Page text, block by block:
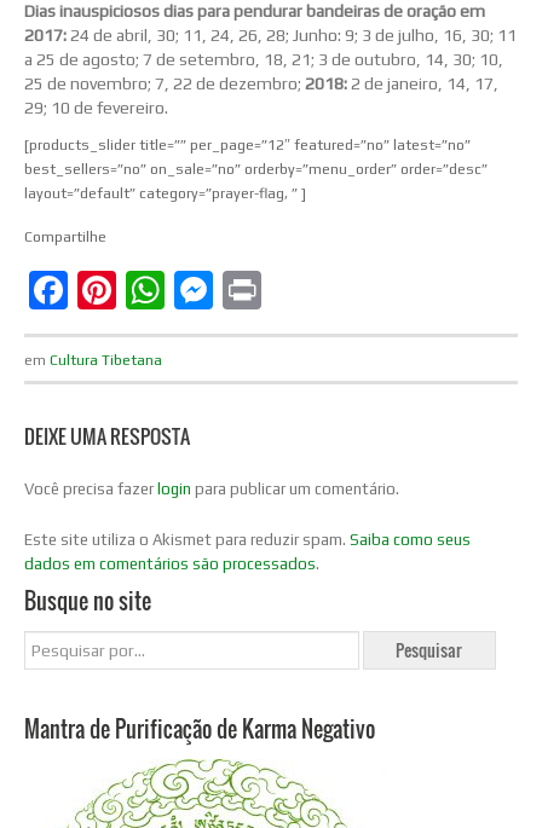
Dias inauspiciosos dias para pendurar bandeiras de oração em
2017:24 de abril, 30; 11, 24, 26, 28; Junho: 9; 3 de julho, 16, 30; 11
a 25 de agosto; 7 de setembro, 18, 21; 3 de outubro, 14, 30; 10,
25 de novembro; 7, 22 de dezembro; 2018:2 de janeiro, 14, 17,
29; 10 de fevereiro.
[products_slider title=”” per_page=”12″ featured=”no” latest=”no”
best_sellers=”no” on_sale=”no” orderby=”menu_order” order=”desc”
layout=”default” category=”prayer-flag, ” ]
Compartilhe
Facebook
Pinterest
WhatsApp
Messenger
em Cultura Tibetana
DEIXE UMA RESPOSTA
Você precisa fazerlogin para publicar um comentário.
Este site utiliza o Akismet para reduzir spam. Saiba como seus
dados em comentários são processados.
Busque no site
Mantra de Purificação de Karma Negativo